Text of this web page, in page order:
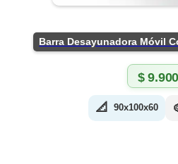
$9.900
📐 90x100x60